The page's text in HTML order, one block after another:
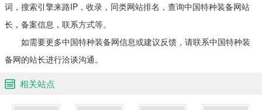
词，搜索引擎来路IP，收录，同类网站排名，查询中国特种装备网站
长，备案信息，联系方式等。
如需要更多中国特种装备网信息或建议反馈，请联系中国特种装
备网的站长进行洽谈沟通。
相关站点